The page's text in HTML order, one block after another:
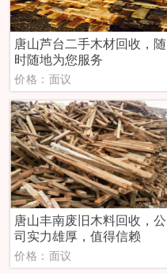
唐山芦台二手木材回收，随
时随地为您服务
价格：面议
唐山丰南废旧木料回收，公
司实力雄厚，值得信赖
价格：面议